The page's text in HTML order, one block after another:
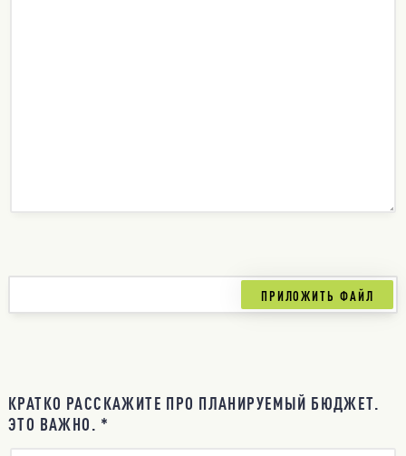
КРАТКО РАССКАЖИТЕ ПРО ПЛАНИРУЕМЫЙ БЮДЖЕТ.
ЭТО ВАЖНО. *